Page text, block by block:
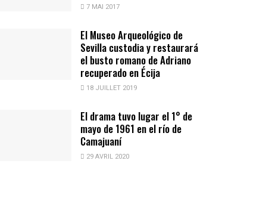
7 MAI 2017
El Museo Arqueológico de
Sevilla custodia y restaurará
el busto romano de Adriano
recuperado en Écija
18 JUILLET 2019
El drama tuvo lugar el 1° de
mayo de 1961 en el río de
Camajuaní
29 AVRIL 2020